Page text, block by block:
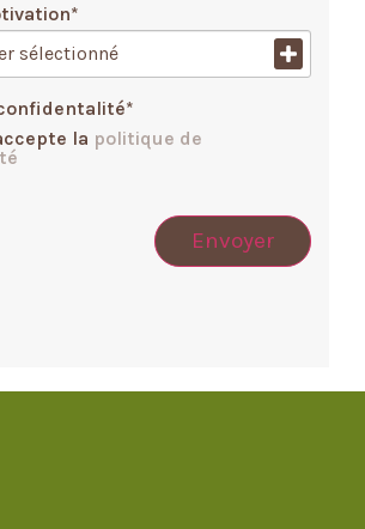
*
sélectionné
*
la politique de